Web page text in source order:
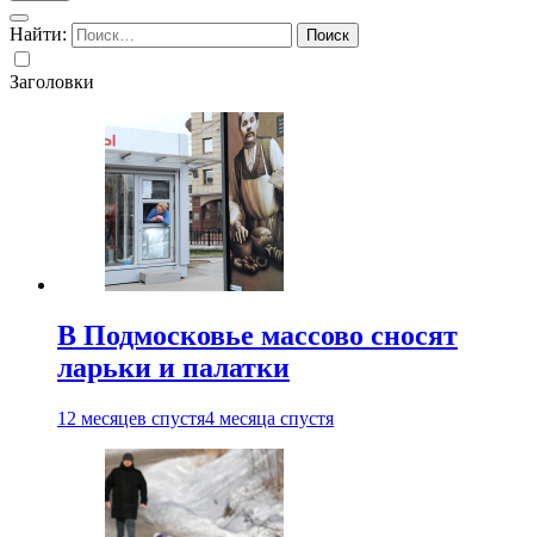
Найти:
Заголовки
В Подмосковье массово сносят
ларьки и палатки
12 месяцев спустя4 месяца спустя